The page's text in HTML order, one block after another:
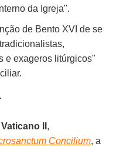
da Igreja".
de Bento XVI de se
e exageros litúrgicos"
Vaticano II ,
Concilium, a